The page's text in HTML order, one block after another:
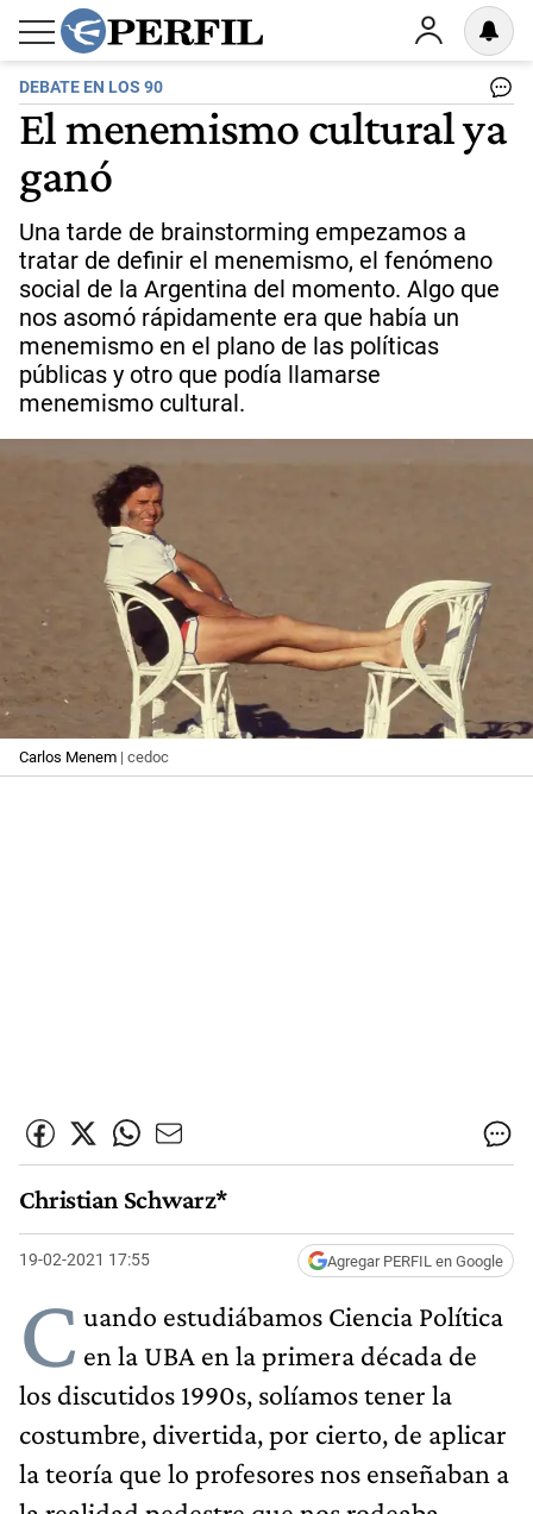
DEBATE EN LOS 90
El menemismo cultural ya
ganó
Una tarde de brainstorming empezamos a
tratar de definir el menemismo, el fenómeno
social de la Argentina del momento. Algo que
nos asomó rápidamente era que había un
menemismo en el plano de las políticas
públicas y otro que podía llamarse
menemismo cultural.
Carlos Menem | cedoc
Christian Schwarz*
19-02-2021 17:55 Agregar PERFIL en Google
C uando estudiábamos Ciencia Política
en la UBA en la primera década de
los discutidos 1990s, solíamos tener la
costumbre, divertida, por cierto, de aplicar
la teoría que lo profesores nos enseñaban a